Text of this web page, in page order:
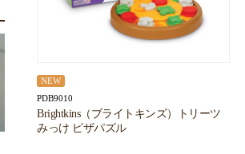
NEW
PDB9010
Brightkins（ブライトキンズ）トリーツ
みっけ ピザパズル